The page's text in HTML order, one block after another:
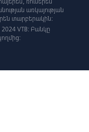
առկայության
տարբերակին:
VTB: Բանկը